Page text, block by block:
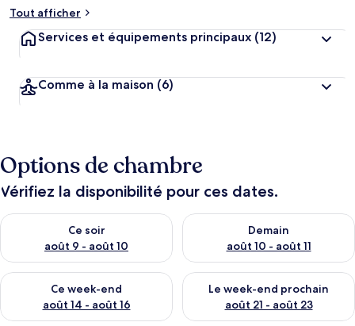
Tout afficher
Services et équipements principaux (12)
Comme à la maison (6)
Options de chambre
Vérifiez la disponibilité pour ces dates.
Ce soir
août 9 - août 10
Vérifier la disponibilité pour ce soir août 9 - août 10
Demain
août 10 - août 11
Vérifier la disponibilité pour
Ce week-end
août 14 - août 16
Vérifier la disponibilité pour ce week-end août 14 - août 16
Le week-end prochain
août 21 - août 23
Vérifier la disponibilité pour